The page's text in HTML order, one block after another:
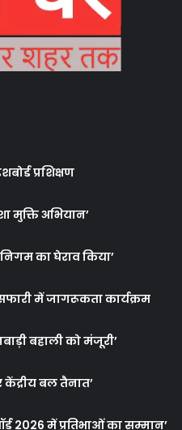
प्रशिक्षण
मुक्ति अभियान’
का घेराव किया’
में जागरूकता कार्यक्रम
बहाली को मंजूरी’
बल तैनात’
2026 में प्रतिभाओं का सम्मान’